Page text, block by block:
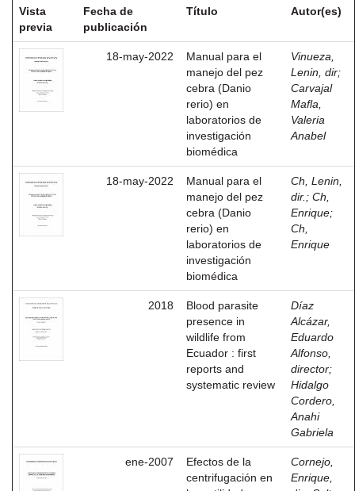
Vista
previa
Fecha de
publicación
Título Autor(es)
18-may-2022
Manual para el
manejo del pez
cebra (Danio
rerio) en
laboratorios de
investigación
biomédica
Vinueza,
Lenin, dir;
Carvajal
Mafla,
Valeria
Anabel
18-may-2022
Manual para el
manejo del pez
cebra (Danio
rerio) en
laboratorios de
investigación
biomédica
Ch, Lenin,
dir. ; Ch,
Enrique;
Ch,
Enrique
2018
Blood parasite
presence in
wildlife from
Ecuador : first
reports and
systematic review
Díaz
Alcázar,
Eduardo
Alfonso,
director;
Hidalgo
Cordero,
Anahi
Gabriela
ene-2007
Efectos de la
centrifugación en
Cornejo,
Enrique,